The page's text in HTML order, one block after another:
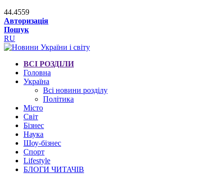
44.4559
Авторизація
Пошук
RU
ВСІ РОЗДІЛИ
Головна
Україна
Всі новини розділу
Політика
Місто
Світ
Бізнес
Наука
Шоу-бізнес
Спорт
Lifestyle
БЛОГИ ЧИТАЧІВ